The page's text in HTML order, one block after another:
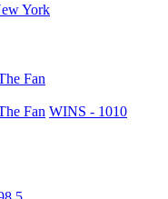
York
Fan
Fan WINS - 1010